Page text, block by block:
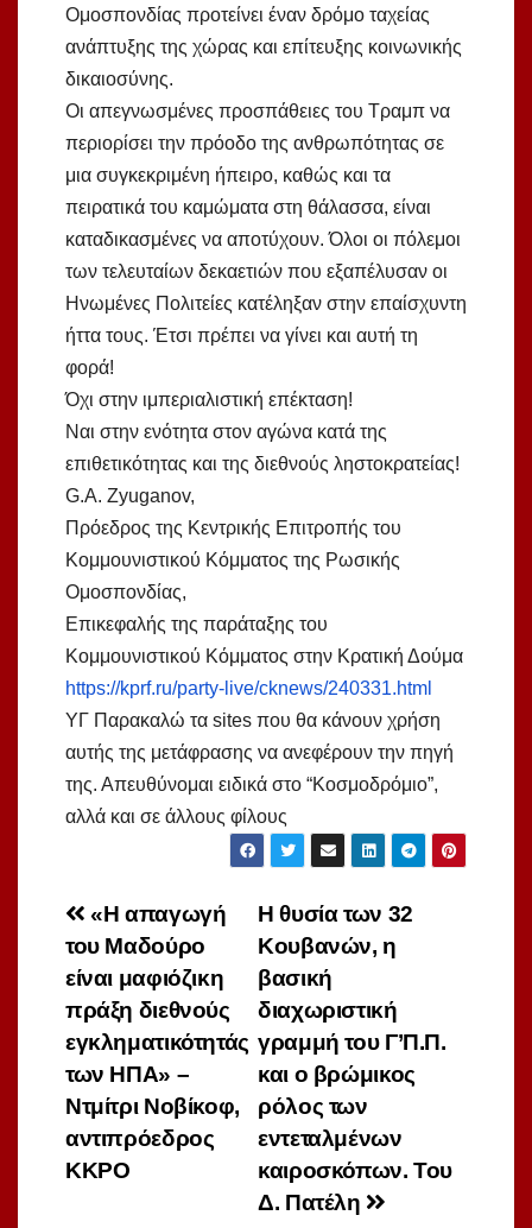
Ομοσπονδίας προτείνει έναν δρόμο ταχείας
ανάπτυξης της χώρας και επίτευξης κοινωνικής
δικαιοσύνης.
Οι απεγνωσμένες προσπάθειες του Τραμπ να
περιορίσει την πρόοδο της ανθρωπότητας σε
μια συγκεκριμένη ήπειρο, καθώς και τα
πειρατικά του καμώματα στη θάλασσα, είναι
καταδικασμένες να αποτύχουν. Όλοι οι πόλεμοι
των τελευταίων δεκαετιών που εξαπέλυσαν οι
Ηνωμένες Πολιτείες κατέληξαν στην επαίσχυντη
ήττα τους. Έτσι πρέπει να γίνει και αυτή τη
φορά!
Όχι στην ιμπεριαλιστική επέκταση!
Ναι στην ενότητα στον αγώνα κατά της
επιθετικότητας και της διεθνούς ληστοκρατείας!
G.A. Zyuganov,
Πρόεδρος της Κεντρικής Επιτροπής του
Κομμουνιστικού Κόμματος της Ρωσικής
Ομοσπονδίας,
Επικεφαλής της παράταξης του
Κομμουνιστικού Κόμματος στην Κρατική Δούμα
https://kprf.ru/party-live/cknews/240331.html
ΥΓ Παρακαλώ τα sites που θα κάνουν χρήση
αυτής της μετάφρασης να ανεφέρουν την πηγή
της. Απευθύνομαι ειδικά στο “Κοσμοδρόμιο”,
αλλά και σε άλλους φίλους
Πλοήγηση
άρθρων
Η θυσία των 32
Κουβανών, η
βασική
διαχωριστική
γραμμή του Γ’Π.Π.
και ο βρώμικος
ρόλος των
εντεταλμένων
καιροσκόπων. Του
Δ. Πατέλη
«Η απαγωγή
του Μαδούρο
είναι μαφιόζικη
πράξη διεθνούς
εγκληματικότητάς
των ΗΠΑ» –
Ντμίτρι Νοβίκοφ,
αντιπρόεδρος
ΚΚΡΟ